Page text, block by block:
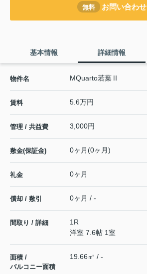
無料 お問い合わせ
基本情報 詳細情報
物件名 MQuarto若葉Ⅱ
賃料 5.6万円
管理 / 共益費 3,000円
敷金(保証金) 0ヶ月(0ヶ月)
礼金 0ヶ月
償却 / 敷引 0ヶ月 / -
間取り / 詳細
1R
洋室 7.6帖 1室
面積 /
バルコニー面積
19.66㎡ / -